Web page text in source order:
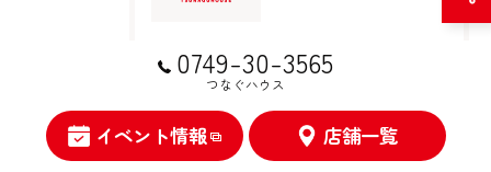
タグ Tags
0749-30-3565
つなぐハウス
イベント情報 店舗一覧